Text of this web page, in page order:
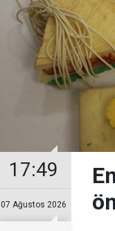
17:49
07 Ağustos 2026